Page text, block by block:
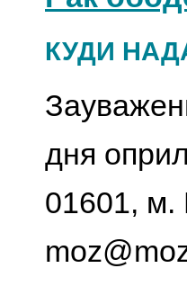
КУДИ
дня
01601, м.